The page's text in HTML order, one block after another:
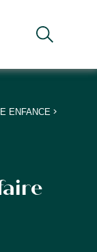
ENFANCE>